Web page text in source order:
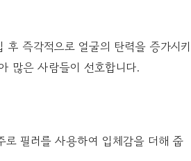
즉각적으로 얼굴의 탄력을 증가시키
많은 사람들이 선호합니다.
필러를 사용하여 입체감을 더해 줍